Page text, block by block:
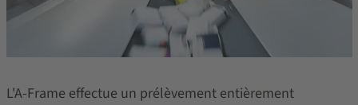
L'A-Frame effectue un prélèvement entièrement